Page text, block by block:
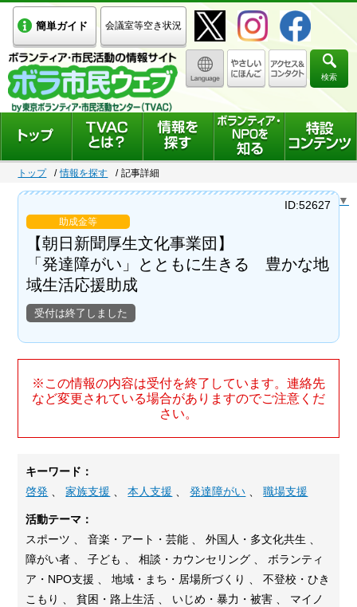
簡単ガイド 会議室等空き状況
検索
トップ 情報を探す 記事詳細
Select Language ▼
助成金等
【朝日新聞厚生文化事業団】
「発達障がい」とともに生きる 豊かな地
域生活応援助成
受付は終了しました
ID:52627
※この情報の内容は受付を終了しています。連絡先
など変更されている場合がありますのでご注意くだ
さい。
キーワード：
啓発 、家族支援 、本人支援 、発達障がい 、職場支援
活動テーマ：
スポーツ 、 音楽・アート・芸能 、 外国人・多文化共生 、
障がい者 、 子ども 、 相談・カウンセリング 、 ボランティ
ア・NPO支援 、 地域・まち・居場所づくり 、 不登校・ひき
こもり 、 貧困・路上生活 、 いじめ・暴力・被害 、 マイノ